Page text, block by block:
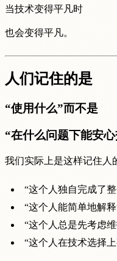
当技术变得平凡时
也会变得平凡。
人们记住的是
“使用什么”而不是
“在什么问题下能安
我们实际上是这样记住人
“这个人独自完成了
“这个人能简单地解
“这个人总是先考虑
“这个人在技术选择